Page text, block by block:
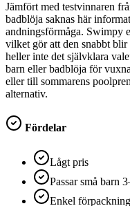
Jämfört med testvinnaren
badblöja saknas här
andningsförmåga. Swimpy
vilket gör att den snabbt
heller inte det självklara
barn eller badblöja för
eller till sommarens
alternativ.
Fördelar
Lågt pris
Passar små barn
Enkel